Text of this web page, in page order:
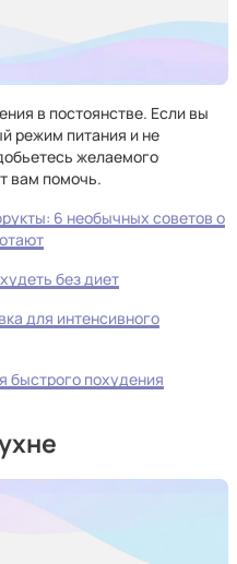
в постоянстве. Если вы
режим питания и не
желаемого
вам помочь.
6 необычных советов о
без диет
для интенсивного
быстрого похудения